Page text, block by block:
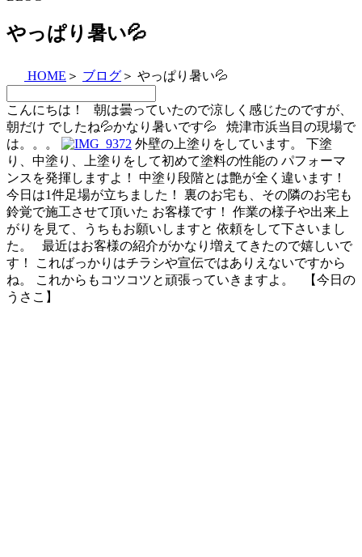
やっぱり暑い💦
HOME ＞ ブログ ＞ やっぱり暑い💦
こんにちは！ 朝は曇っていたので涼しく感じたのですが、
朝だけ でしたね💦かなり暑いです💦 焼津市浜当目の現場で
は。。。
外壁の上塗りをしています。 下塗
り、中塗り、上塗りをして初めて塗料の性能の パフォーマ
ンスを発揮しますよ！ 中塗り段階とは艶が全く違います！
今日は1件足場が立ちました！ 裏のお宅も、その隣のお宅も
鈴覚で施工させて頂いた お客様です！ 作業の様子や出来上
がりを見て、うちもお願いしますと 依頼をして下さいまし
た。 最近はお客様の紹介がかなり増えてきたので嬉しいで
す！ こればっかりはチラシや宣伝ではありえないですから
ね。 これからもコツコツと頑張っていきますよ。 【今日の
うさこ】